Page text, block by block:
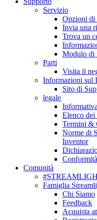
Servizio
Opzioni di
Invia una
Trova un
Modulo di
Parti
Visita il
Informazioni sul
Sito di
legale
Elenco
Termini &
Norme di
Inventor
Conformità
Comunità
Famiglia
Chi Siamo
Feedback
Acquista